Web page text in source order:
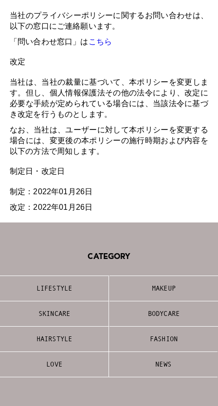
当社のプライバシーポリシーに関するお問い合わせは、
以下の窓口にご連絡願います。
「問い合わせ窓口」は こちら
改定
当社は、当社の裁量に基づいて、本ポリシーを変更しま
す。但し、個人情報保護法その他の法令により、改定に
必要な手続が定められている場合には、当該法令に基づ
き改定を行うものとします。
なお、当社は、ユーザーに対して本ポリシーを変更する
場合には、変更後の本ポリシーの施行時期および内容を
以下の方法で周知します。
制定日・改定日
制定：2022年01月26日
改定：2022年01月26日
CATEGORY
LIFESTYLE MAKEUP
SKINCARE BODYCARE
HAIRSTYLE FASHION
LOVE NEWS